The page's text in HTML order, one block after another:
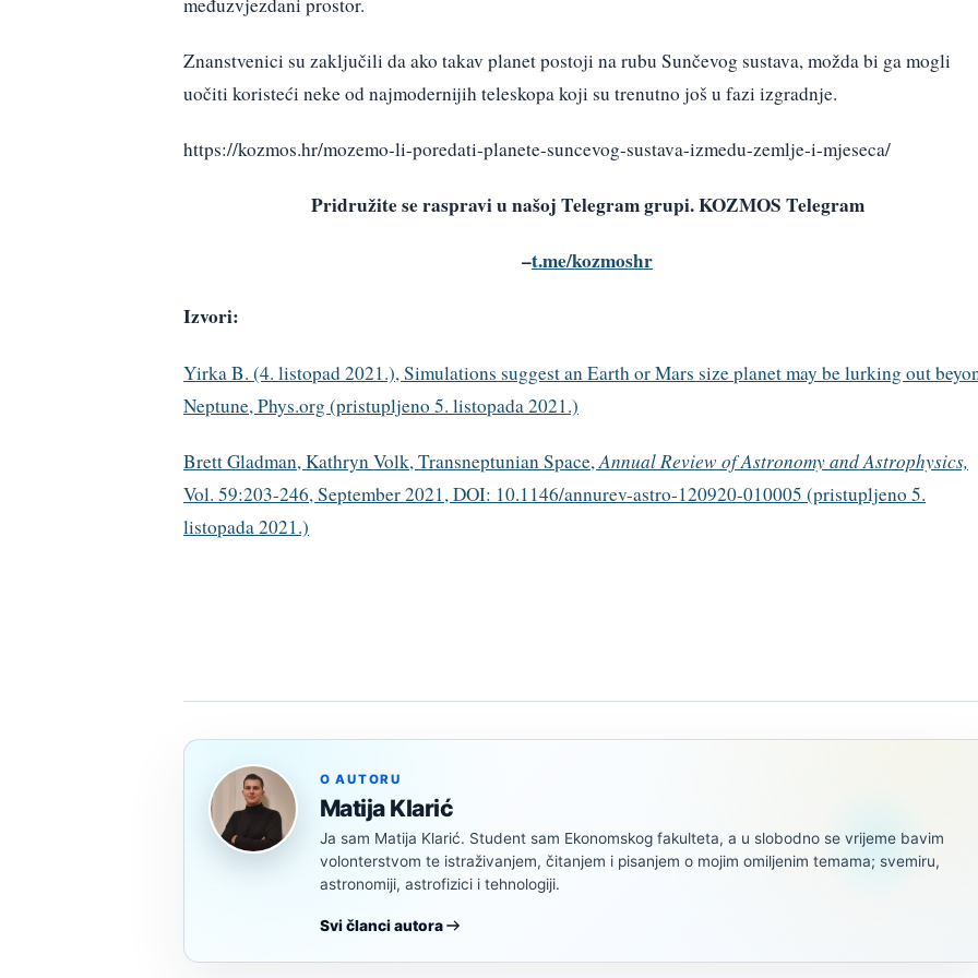
Znanstvenici su zaključili da ako takav planet postoji na rubu Sunčevog sustava, možda bi ga mogli
uočiti koristeći neke od najmodernijih teleskopa koji su trenutno još u fazi izgradnje.
https://kozmos.hr/mozemo-li-poredati-planete-suncevog-sustava-izmedu-zemlje-i-mjeseca/
Pridružite se raspravi u našoj Telegram grupi. KOZMOS Telegram
–t.me/kozmoshr
Izvori:
Yirka B. (4. listopad 2021.), Simulations suggest an Earth or Mars size planet may be lurking out
Neptune, Phys.org (pristupljeno 5. listopada 2021.)
Brett Gladman, Kathryn Volk, Transneptunian Space,Annual Review of Astronomy and Astrophysics,
Vol. 59:203-246, September 2021, DOI: 10.1146/annurev-astro-120920-010005 (pristupljeno 5.
listopada 2021.)
O AUTORU
Matija Klarić
Ja sam Matija Klarić. Student sam Ekonomskog fakulteta, a u slobodno se vrijeme bavim
volonterstvom te istraživanjem, čitanjem i pisanjem o mojim omiljenim temama; svemiru,
astronomiji, astrofizici i tehnologiji.
Svi članci autora